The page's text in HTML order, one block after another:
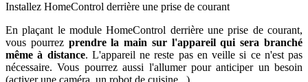
Installez HomeControl derrière une prise de courant
En plaçant le module HomeControl derrière une prise de courant,
vous pourrez prendre la main sur l'appareil qui sera branché
même à distance. L'appareil ne reste pas en veille si ce n'est pas
nécessaire. Vous pourrez aussi l'allumer pour anticiper un besoin